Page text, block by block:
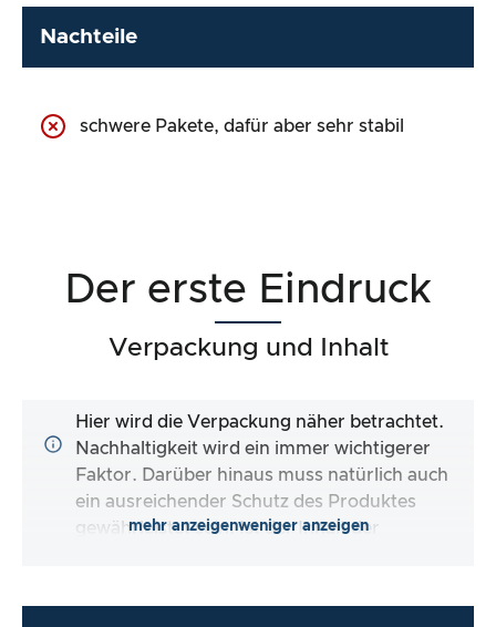
Nachteile
schwere Pakete, dafür aber sehr stabil
Der erste Eindruck
Verpackung und Inhalt
Hier wird die Verpackung näher betrachtet.
Nachhaltigkeit wird ein immer wichtigerer
Faktor. Darüber hinaus muss natürlich auch
ein ausreichender Schutz des Produktes
gewährleistet sein. Ist der Inhalt der
direkt zu verwenden?
mehr anzeigenweniger anzeigen